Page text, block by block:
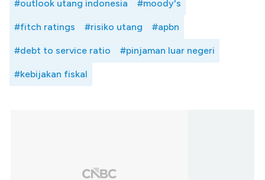
#outlook utang indonesia #moody's
#fitch ratings #risiko utang #apbn
#debt to service ratio #pinjaman luar negeri
#kebijakan fiskal